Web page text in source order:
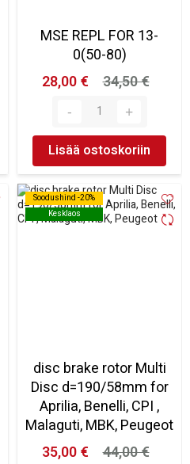
MSE REPL FOR 13-
0(50-80)
28,00 €
34,50 €
Lisää ostoskoriin
Soodushind -20%
Kesklaos
Soodushind -20%
Kesklaos
disc brake rotor Multi
Disc d=190/58mm for
Aprilia, Benelli, CPI ,
Malaguti, MBK, Peugeot
35,00 €
44,00 €